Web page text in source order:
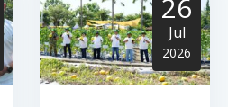
Jul
2026